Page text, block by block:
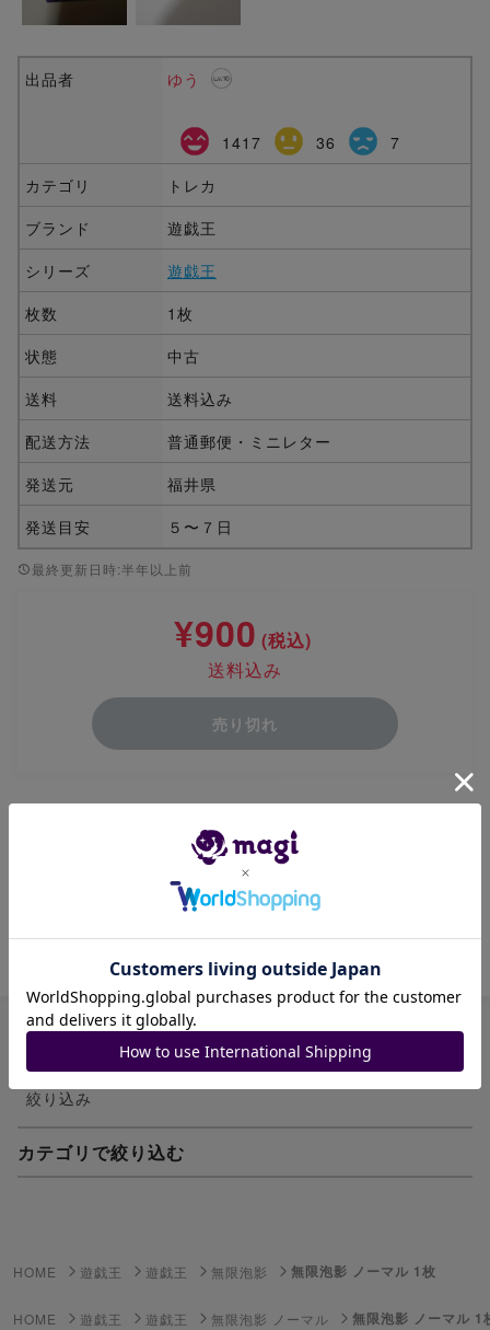
出品者 ゆう
1417 36
7
カテゴリ
トレカ
ブランド
遊戯王
シリーズ
遊戯王
枚数
1枚
状態
中古
送料
送料込み
配送方法
普通郵便・ミニレター
発送元
福井県
発送目安
５〜７日
最終更新日時:半年以上前
¥900 (税込)
送料込み
売り切れ
わずかに傷が有ります。
プレイ用でお願い致します。
絞り込み
カテゴリで絞り込む
HOME 遊戯王 遊戯王 無限泡影 無限泡影 ノーマル 1枚
HOME 遊戯王 遊戯王 無限泡影 ノーマル 無限泡影 ノーマル 1